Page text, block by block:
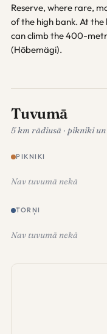
Reserve, where rare,
of the high bank. At
can climb the 400-
(Hõbemägi).
Tuvumā
5 km rādiusā · pikniki
PIKNIKI
Nav tuvumā nekā
TORŅI
Nav tuvumā nekā